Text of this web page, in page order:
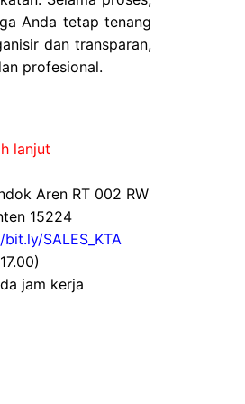
Anda tetap tenang
dan transparan,
profesional.
lanjut
Aren RT 002 RW
15224
SALES_KTA
jam kerja